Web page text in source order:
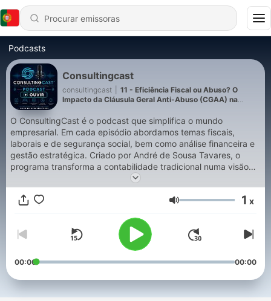
Podcasts
Consultingcast
consultingcast
11 - Eficiência Fiscal ou Abuso? O
Impacto da Cláusula Geral Anti-Abuso (CGAA) na
O ConsultingCast é o podcast que simplifica o mundo
empresarial. Em cada episódio abordamos temas fiscais,
laborais e de segurança social, bem como análise financeira e
gestão estratégica. Criado por André de Sousa Tavares, o
programa transforma a contabilidade tradicional numa visão
consultiva e moderna, ajudando empresários e gestores a
compreender melhor as suas obrigações, otimizar recursos e
tomar decisões informadas para o crescimento sustentável das
Volume 1 x
00:00 00:00